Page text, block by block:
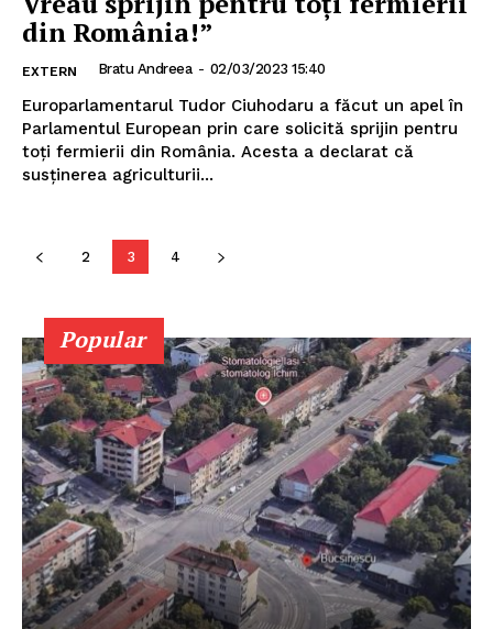
PUBLICĂ GRATUIT ANUNȚUL TĂU!
Publică gratuit anunțul tău!
Contact
Emisiuni
Prelucrarea datelor cu caracter personal
din România!”
EXTERN Bratu Andreea - 02/03/2023 15:40
Europarlamentarul Tudor Ciuhodaru a făcut un apel în
Parlamentul European prin care solicită sprijin pentru
toți fermierii din România. Acesta a declarat că
susținerea agriculturii...
2 3 4
Popular